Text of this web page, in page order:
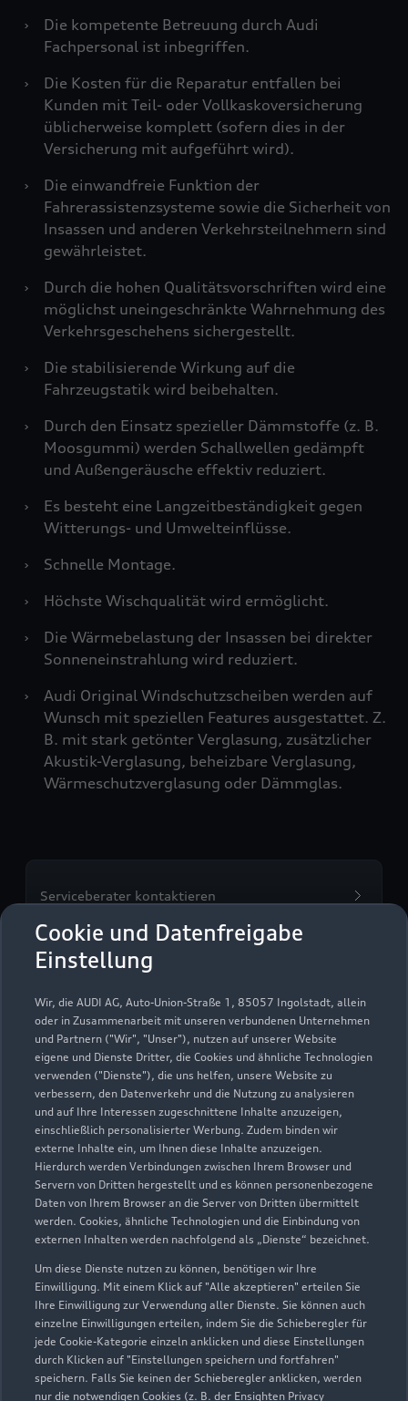
Cookie und Datenfreigabe
Einstellung
Wir, die AUDI AG, Auto-Union-Straße 1, 85057 Ingolstadt, allein
oder in Zusammenarbeit mit unseren verbundenen Unternehmen
und Partnern ("Wir", "Unser"), nutzen auf unserer Website
eigene und Dienste Dritter, die Cookies und ähnliche Technologien
verwenden ("Dienste"), die uns helfen, unsere Website zu
verbessern, den Datenverkehr und die Nutzung zu analysieren
und auf Ihre Interessen zugeschnittene Inhalte anzuzeigen,
einschließlich personalisierter Werbung. Zudem binden wir
externe Inhalte ein, um Ihnen diese Inhalte anzuzeigen.
Hierdurch werden Verbindungen zwischen Ihrem Browser und
Servern von Dritten hergestellt und es können personenbezogene
Daten von Ihrem Browser an die Server von Dritten übermittelt
werden. Cookies, ähnliche Technologien und die Einbindung von
externen Inhalten werden nachfolgend als „Dienste“ bezeichnet.
Um diese Dienste nutzen zu können, benötigen wir Ihre
Einwilligung. Mit einem Klick auf "Alle akzeptieren" erteilen Sie
Ihre Einwilligung zur Verwendung aller Dienste. Sie können auch
einzelne Einwilligungen erteilen, indem Sie die Schieberegler für
jede Cookie-Kategorie einzeln anklicken und diese Einstellungen
durch Klicken auf "Einstellungen speichern und fortfahren"
speichern. Falls Sie keinen der Schieberegler anklicken, werden
nur die notwendigen Cookies (z. B. der Ensighten Privacy
›
Die kompetente Betreuung durch Audi
Fachpersonal ist inbegriffen.
›
Die Kosten für die Reparatur entfallen bei
Kunden mit Teil- oder Vollkaskoversicherung
üblicherweise komplett (sofern dies in der
Versicherung mit aufgeführt wird).
›
Die einwandfreie Funktion der
Fahrerassistenzsysteme sowie die Sicherheit von
Insassen und anderen Verkehrsteilnehmern sind
gewährleistet.
›
Durch die hohen Qualitätsvorschriften wird eine
möglichst uneingeschränkte Wahrnehmung des
Verkehrsgeschehens sichergestellt.
›
Die stabilisierende Wirkung auf die
Fahrzeugstatik wird beibehalten.
›
Durch den Einsatz spezieller Dämmstoffe (z. B.
Moosgummi) werden Schallwellen gedämpft
und Außengeräusche effektiv reduziert.
›
Es besteht eine Langzeitbeständigkeit gegen
Witterungs- und Umwelteinflüsse.
›
Schnelle Montage.
›
Höchste Wischqualität wird ermöglicht.
›
Die Wärmebelastung der Insassen bei direkter
Sonneneinstrahlung wird reduziert.
›
Audi Original Windschutzscheiben werden auf
Wunsch mit speziellen Features ausgestattet. Z.
B. mit stark getönter Verglasung, zusätzlicher
Akustik-Verglasung, beheizbare Verglasung,
Wärmeschutzverglasung oder Dämmglas.
Serviceberater kontaktieren
Autohaus Bernhard
Matticzk GmbH
Servicepartner e-tron